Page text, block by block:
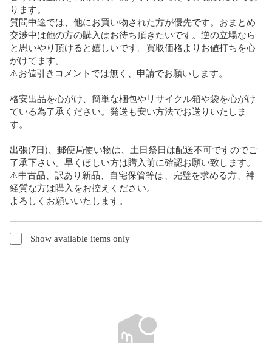
ります。
質問中途では、他にお買い物された方が優先です。おまとめ
交渉中は他の方の購入はお待ち頂きたいです。逆の立場なら
と思いやり頂けると嬉しいです。買取価格よりお値打ちを心
がけてます。
⚠️お値引きコメントでは無く、申請でお願いします。
格安出品を心がけ、簡単な梱包やリサイクル箱や袋を心がけ
ている為了承ください。発送も安い方法でお送りいたしま
す。
出張(7日)、郵便局使い物は、土日祭日は配送不可ですのでご
了承下さい。早くほしい方は購入前に確認お願い致します。
⚠️中古品、訳あり新品、自宅保管等は、完璧を求める方、神
経質な方は購入をお控えください。
よろしくお願いいたします。
Show available items only